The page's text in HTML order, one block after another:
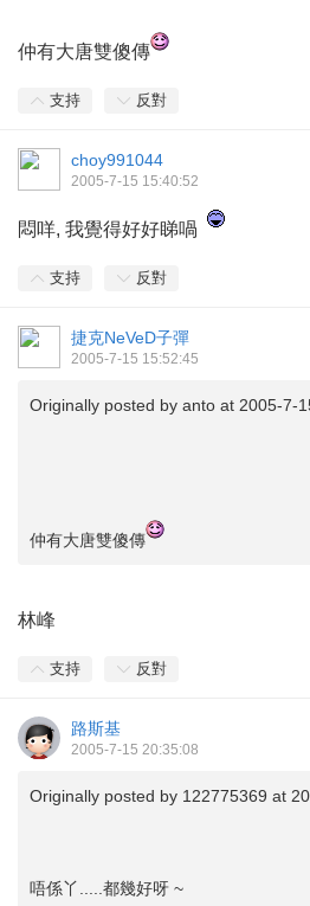
仲有大唐雙傻傳
支持 反對
choy991044
2005-7-15 15:40:52
悶咩, 我覺得好好睇喎
支持 反對
捷克NeVeD子彈
2005-7-15 15:52:45
Originally posted by anto at 2005-7-
仲有大唐雙傻傳
林峰
支持 反對
路斯基
2005-7-15 20:35:08
Originally posted by 122775369 at
唔係丫.....都幾好呀 ~